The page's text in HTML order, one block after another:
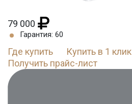
79 000
Гарантия: 60
Где купить
Купить в 1 клик
Получить прайс-лист